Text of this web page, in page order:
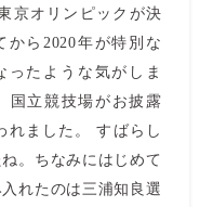
京オリンピックが決
から2020年が特別な
ったような気がしま
立競技場がお披露
れました。 すばらし
。ちなみにはじめて
れたのは三浦知良選